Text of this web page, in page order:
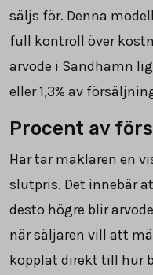
säljs för. Denna
full kontroll över
arvode i Sandhamn
eller 1,3% av
Procent av
Här tar mäklaren en
slutpris. Det innebär
desto högre blir
när säljaren vill att
kopplat direkt till hur